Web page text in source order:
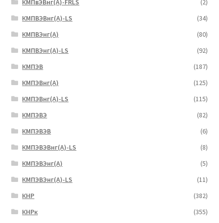
КМПвЭВнг(А)-FRLS
(2)
КМПВЭВнг(А)-LS
(34)
КМПВЭнг(А)
(80)
КМПВЭнг(А)-LS
(92)
КМПЭВ
(187)
КМПЭВнг(А)
(125)
КМПЭВнг(А)-LS
(115)
КМПЭВЭ
(82)
КМПЭВЭВ
(6)
КМПЭВЭВнг(А)-LS
(8)
КМПЭВЭнг(А)
(5)
КМПЭВЭнг(А)-LS
(11)
КНР
(382)
КНРк
(355)